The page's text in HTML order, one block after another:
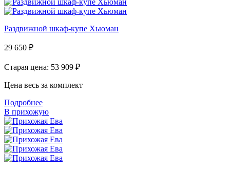
Раздвижной шкаф-купе Хьюман
29 650 ₽
Старая цена: 53 909 ₽
Цена весь за комплект
Подробнее
В прихожую